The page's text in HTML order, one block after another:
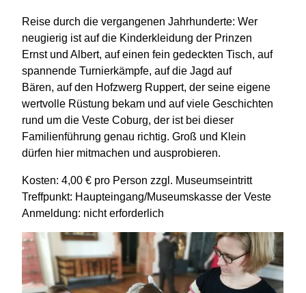
Reise durch die vergangenen Jahrhunderte: Wer
neugierig ist auf die Kinderkleidung der Prinzen
Ernst und Albert, auf einen fein gedeckten Tisch, auf
spannende Turnierkämpfe, auf die Jagd auf
Bären, auf den Hofzwerg Ruppert, der seine eigene
wertvolle Rüstung bekam und auf viele Geschichten
rund um die Veste Coburg, der ist bei dieser
Familienführung genau richtig. Groß und Klein
dürfen hier mitmachen und ausprobieren.
Kosten: 4,00 € pro Person zzgl. Museumseintritt
Treffpunkt: Haupteingang/Museumskasse der Veste
Anmeldung: nicht erforderlich